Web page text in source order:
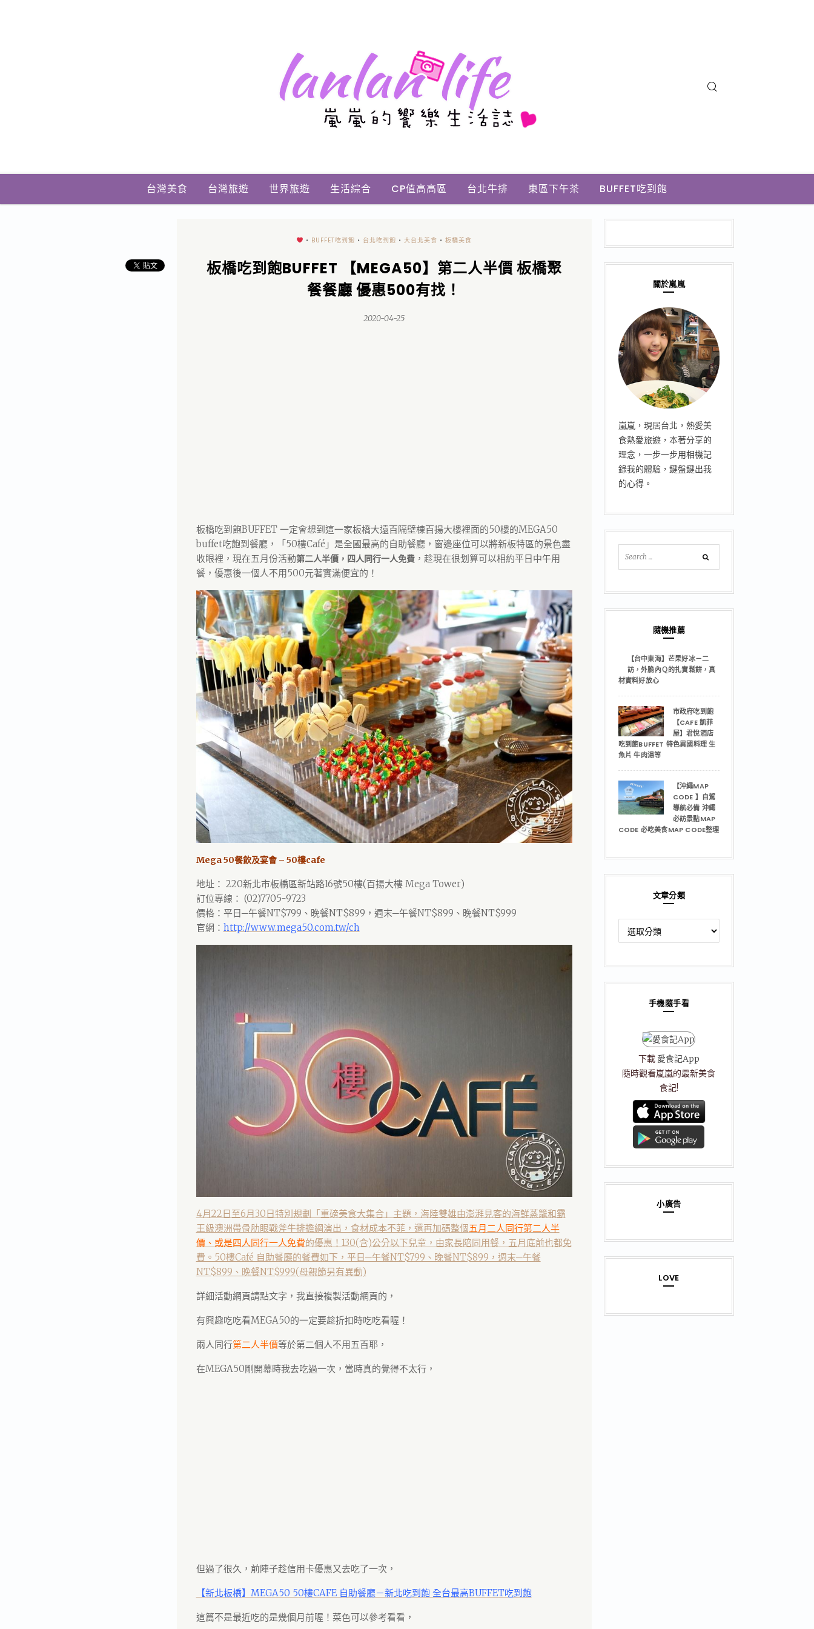
台灣美食 台灣旅遊 世界旅遊 生活綜合 CP值高高區 台北牛排 東區下午茶 BUFFET吃到飽
• BUFFET吃到飽 • 台北吃到飽 • 大台北美食 • 板橋美食
板橋吃到飽BUFFET 【MEGA50】第二人半價 板橋聚
餐餐廳 優惠500有找！
2020-04-25
板橋吃到飽BUFFET 一定會想到這一家板橋大遠百隔壁棟百揚大樓裡面的50樓的MEGA50
buffet吃飽到餐廳，「50樓Café」是全國最高的自助餐廳，窗邊座位可以將新板特區的景色盡
收眼裡，現在五月份活動第二人半價，四人同行一人免費，趁現在很划算可以相約平日中午用
餐，優惠後一個人不用500元著實滿便宜的！
Mega 50餐飲及宴會 – 50樓cafe
地址： 220新北市板橋區新站路16號50樓(百揚大樓 Mega Tower)
訂位專線： (02)7705-9723
價格：平日─午餐NT$799、晚餐NT$899，週末─午餐NT$899、晚餐NT$999
官網： http://www.mega50.com.tw/ch
4月22日至6月30日特別規劃「重磅美食大集合」主題，海陸雙雄由澎湃見客的海鮮蒸籠和霸
王級澳洲帶骨肋眼戰斧牛排擔綱演出，食材成本不菲，還再加碼整個五月二人同行第二人半
價、或是四人同行一人免費的優惠！130(含)公分以下兒童，由家長陪同用餐，五月底前也都免
費。50樓Café 自助餐廳的餐費如下，平日─午餐NT$799、晚餐NT$899，週末─午餐
NT$899、晚餐NT$999(母親節另有異動)
詳細活動網頁請點文字，我直接複製活動網頁的，
有興趣吃吃看MEGA50的一定要趁折扣時吃吃看喔！
兩人同行第二人半價等於第二個人不用五百耶，
在MEGA50剛開幕時我去吃過一次，當時真的覺得不太行，
但過了很久，前陣子趁信用卡優惠又去吃了一次，
【新北板橋】MEGA50 50樓CAFE 自助餐廳－新北吃到飽 全台最高BUFFET吃到飽
這篇不是最近吃的是幾個月前喔！菜色可以參考看看，
關於嵐嵐
嵐嵐，現居台北，熱愛美
食熱愛旅遊，本著分享的
理念，一步一步用相機記
錄我的體驗，鍵盤鍵出我
的心得。
隨機推薦
【台中東海】芒果好冰－二
訪，外脆內Ｑ的扎實鬆餅，真
材實料好放心
市政府吃到飽
【CAFE 凱菲
屋】君悅酒店
吃到飽BUFFET 特色異國料理 生
魚片 牛肉湯等
【沖繩MAP
CODE 】自駕
導航必備 沖繩
必訪景點MAP
CODE 必吃美食MAP CODE整理
文章分類
章
類
手機隨手看
下載 愛食記App
隨時觀看嵐嵐的最新美食
食記!
小廣告
LOVE